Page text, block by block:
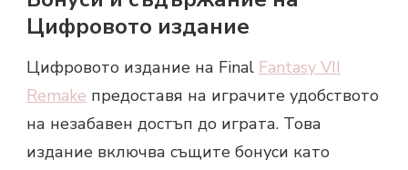
Цифровото издание
Цифровото издание на Final Fantasy VII
Remake предоставя на играчите удобството
на незабавен достъп до играта. Това
издание включва същите бонуси като